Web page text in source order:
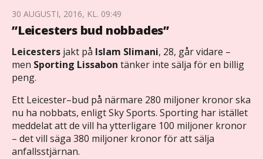
30 AUGUSTI, 2016, KL. 09:49
”Leicesters bud nobbades”
Leicesters jakt på Islam Slimani, 28, går vidare –
men Sporting Lissabon tänker inte sälja för en billig
peng.
Ett Leicester–bud på närmare 280 miljoner kronor ska
nu ha nobbats, enligt Sky Sports. Sporting har istället
meddelat att de vill ha ytterligare 100 miljoner kronor
– det vill säga 380 miljoner kronor för att sälja
anfallsstjärnan.